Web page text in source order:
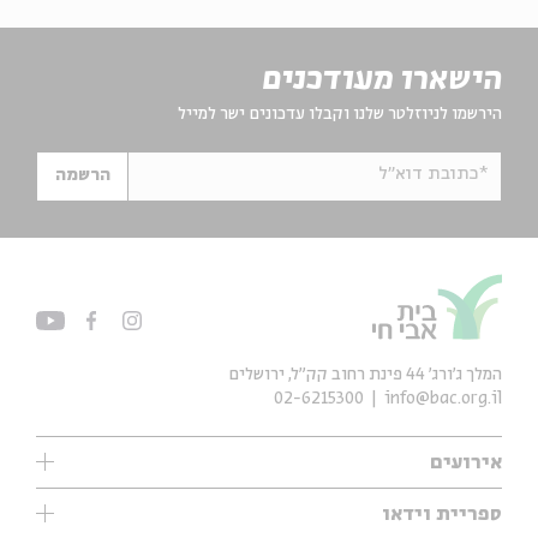
הישארו מעודכנים
הירשמו לניוזלטר שלנו וקבלו עדכונים ישר למייל
*כתובת דוא"ל הרשמה
אירועים
עיון
אנגלית
ספריית וידאו
המלך ג'ורג' 44 פינת רחוב קק״ל, ירושלים
info@bac.org.il
02-6215300